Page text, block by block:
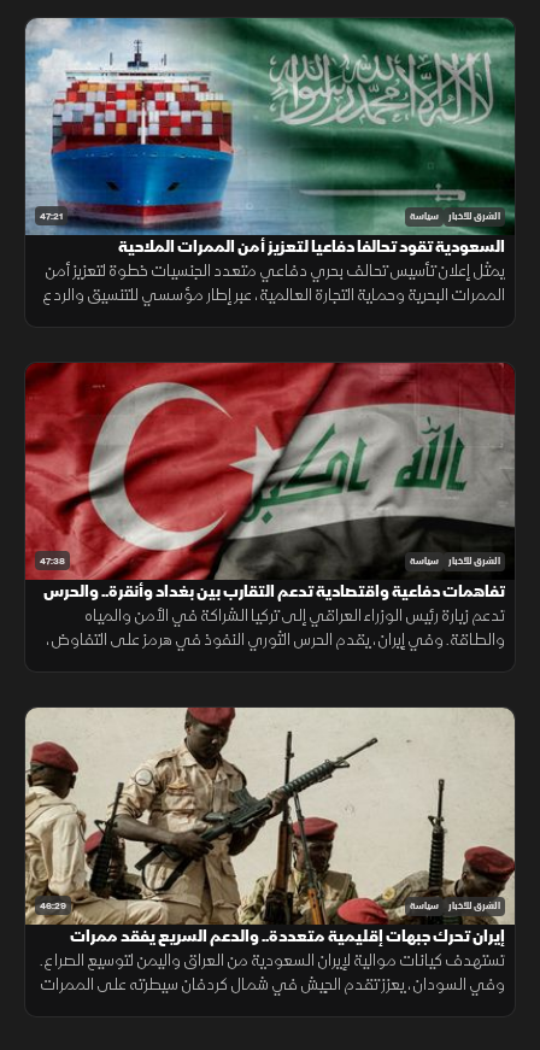
47:21 الشرق للأخبار سياسة
السعودية تقود تحالفا دفاعيا لتعزيز أمن الممرات الملاحية
يمثل إعلان تأسيس تحالف بحري دفاعي متعدد الجنسيات خطوة لتعزيز أمن
الممرات البحرية وحماية التجارة العالمية، عبر إطار مؤسسي للتنسيق والردع
47:38 الشرق للأخبار سياسة
تفاهمات دفاعية واقتصادية تدعم التقارب بين بغداد وأنقرة.. والحرس
الثوري يتمسك بالنفوذ
تدعم زيارة رئيس الوزراء العراقي إلى تركيا الشراكة في الأمن والمياه
والطاقة. وفي إيران، يقدم الحرس الثوري النفوذ في هرمز على التفاوض،
46:29 الشرق للأخبار سياسة
إيران تحرك جبهات إقليمية متعددة.. والدعم السريع يفقد ممرات
استراتيجية
تستهدف كيانات موالية لإيران السعودية من العراق واليمن لتوسيع الصراع.
وفي السودان، يعزز تقدم الجيش في شمال كردفان سيطرته على الممرات